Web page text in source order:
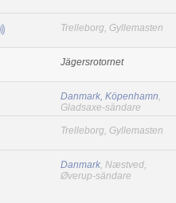
Trelleborg, Gyllemasten
Jägersrotornet
Danmark, Köpenhamn,
Gladsaxe-sändare
Trelleborg, Gyllemasten
Danmark, Næstved,
Øverup-sändare